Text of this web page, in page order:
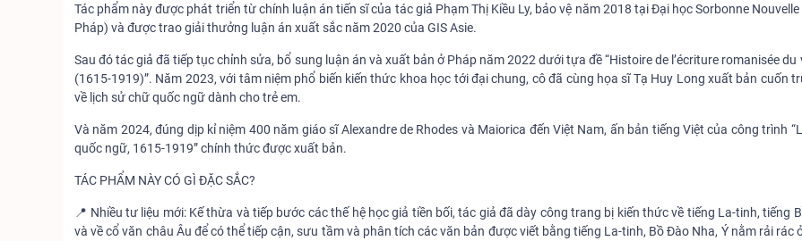
Tác phẩm này được phát triển từ chính luận án tiến sĩ của tác giả Phạm Thị Kiều Ly, bảo vệ năm 2018 tại Đại học Sorbonne Nouvelle
Pháp) và được trao giải thưởng luận án xuất sắc năm 2020 của GIS Asie.
Sau đó tác giả đã tiếp tục chỉnh sửa, bổ sung luận án và xuất bản ở Pháp năm 2022 dưới tựa đề “Histoire de l’écriture romanisée du
(1615-1919)”. Năm 2023, với tâm niệm phổ biến kiến thức khoa học tới đại chung, cô đã cùng họa sĩ Tạ Huy Long xuất bản cuốn
về lịch sử chữ quốc ngữ dành cho trẻ em.
Và năm 2024, đúng dịp kỉ niệm 400 năm giáo sĩ Alexandre de Rhodes và Maiorica đến Việt Nam, ấn bản tiếng Việt của công trình
quốc ngữ, 1615-1919” chính thức được xuất bản.
TÁC PHẨM NÀY CÓ GÌ ĐẶC SẮC?
📍 Nhiều tư liệu mới: Kế thừa và tiếp bước các thế hệ học giả tiền bối, tác giả đã dày công trang bị kiến thức về tiếng La-tinh, tiếng
và về cổ văn châu Âu để có thể tiếp cận, sưu tầm và phân tích các văn bản được viết bằng tiếng La-tinh, Bồ Đào Nha, Ý nằm rải rác